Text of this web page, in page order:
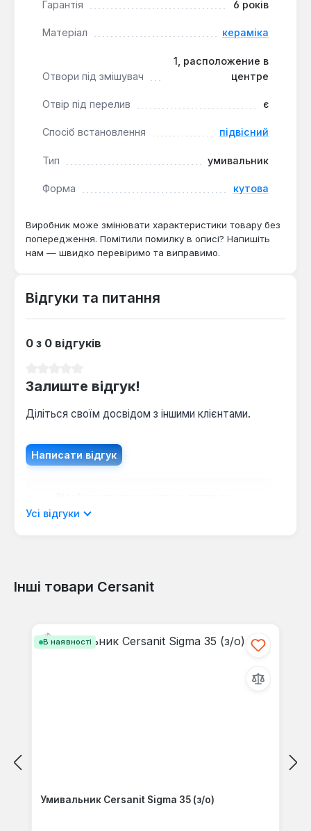
перелив запобігає переповненню чаші,
Цей умивальник є практичним вибором для тих,
для компактного санвузла. Він підходить для
квартирах, так і в комерційних приміщеннях з
невеликими вбиральнями, де кожен сантиметр
якість продукції польського виробництва та її
надійність у використанні.
Гарантія 6 років
Матеріал кераміка
Отвори під змішувач
1, расположение в
центре
Отвір під перелив є
Спосіб встановлення підвісний
Тип умивальник
Форма кутова
Виробник може змінювати характеристики товару без
попередження. Помітили помилку в описі? Напишіть
нам — швидко перевіримо та виправимо.
Відгуки та питання
0 з 0 відгуків
Залиште відгук!
Діліться своїм досвідом з іншими клієнтами.
Написати відгук
мовою.
Відгуків не знайдено. Поділіться
Усі відгуки
Інші товари Cersanit
В наявності
Умивальник Cersanit Sigma 35 (з/о)